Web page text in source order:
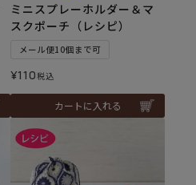
ミニスプレーホルダー＆マ
スクポーチ（レシピ）
メール便10個まで可
¥110税込
カートに入れる